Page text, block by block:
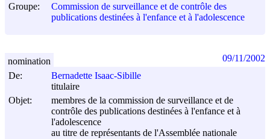
Groupe:
Commission de surveillance et de contrôle des
publications destinées à l'enfance et à l'adolescence
De:
Bernadette Isaac-Sibille
titulaire
Objet:
membres de la commission de surveillance et de
contrôle des publications destinées à l'enfance et à
l'adolescence
au titre de représentants de l'Assemblée nationale
nomination 09/11/2002